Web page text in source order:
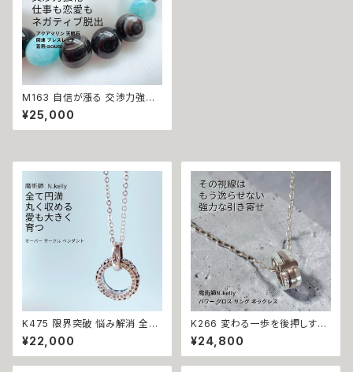
M163 自信が漲る 交渉力強化
仕事も恋愛も ネガティブ脱出 ア
クアマリン 天眼石 開運 ブレス
レット【蒼飛‐SOUBI】 祈祷師
視 祈祷 成就 男女兼用 ユニセッ
クス 数珠 パワーストーン 強運
運気
¥25,000
K475 限界突破 悩み解消 全て
を丸く収める 愛を育む オーバー
サークル ペンダント N.kelly製
作 開運 白魔術 人間関係 仲直
¥22,000
K266 変わる一歩を後押しする
【強力な引き寄せ】アフロディテ
の神秘パワー クロス リング ネ
ックレス｜復縁・片思い成就 N.
¥24,800